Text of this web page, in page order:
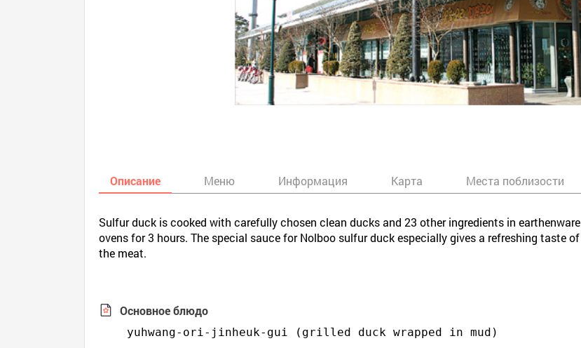
Описание Меню Информация Карта Места поблизости
Sulfur duck is cooked with carefully chosen clean ducks and 23 other ingredients in earthenware
ovens for 3 hours. The special sauce for Nolboo sulfur duck especially gives a refreshing taste of
the meat.
Основное блюдо
yuhwang-ori-jinheuk-gui (grilled duck wrapped in mud)